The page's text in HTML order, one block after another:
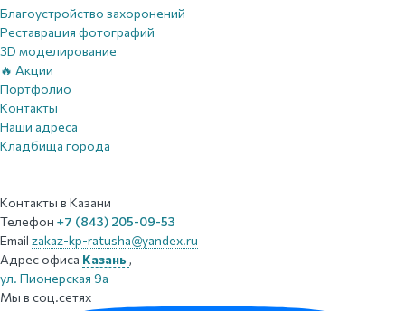
Благоустройство захоронений
Реставрация фотографий
3D моделирование
🔥 Акции
Портфолио
Контакты
Наши адреса
Кладбища города
Контакты в Казани
Телефон +7 (843) 205-09-53
Email zakaz-kp-ratusha@yandex.ru
Адрес офиса Казань ,
ул. Пионерская 9а
Мы в соц.сетях